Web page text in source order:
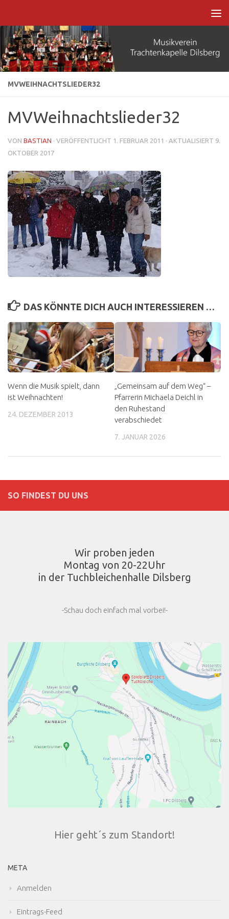
MVWEIHNACHTSLIEDER32
MVWeihnachtslieder32
VON BASTIAN · VERÖFFENTLICHT 1. FEBRUAR 2011 · AKTUALISIERT 9.
OKTOBER 2017
DAS KÖNNTE DICH AUCH INTERESSIEREN …
Wenn die Musik spielt, dann
ist Weihnachten!
24. DEZEMBER 2013
„Gemeinsam auf dem Weg“ –
Pfarrerin Michaela Deichl in
den Ruhestand
verabschiedet
7. JANUAR 2026
SO FINDEST DU UNS
Wir proben jeden
Montag von 20-22Uhr
in der Tuchbleichenhalle Dilsberg
-Schau doch einfach mal vorbei!-
Hier geht´s zum Standort!
META
Anmelden
Eintrags-Feed